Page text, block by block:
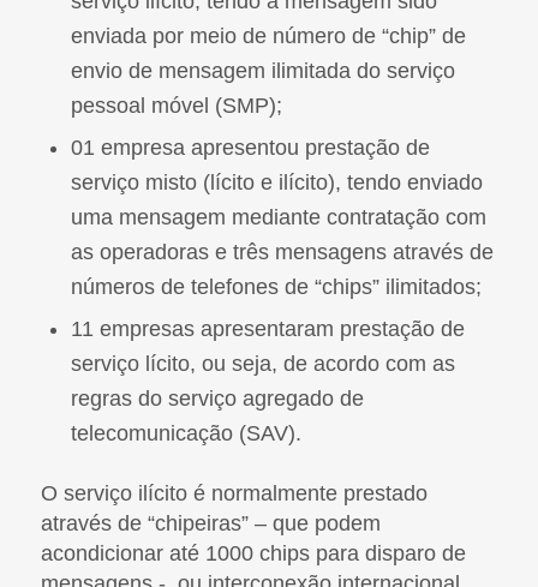
enviada por meio de número de “chip” de
envio de mensagem ilimitada do serviço
pessoal móvel (SMP);
01 empresa apresentou prestação de
serviço misto (lícito e ilícito), tendo enviado
uma mensagem mediante contratação com
as operadoras e três mensagens através de
números de telefones de “chips” ilimitados;
11 empresas apresentaram prestação de
serviço lícito, ou seja, de acordo com as
regras do serviço agregado de
telecomunicação (SAV).
O serviço ilícito é normalmente prestado
através de “chipeiras” – que podem
acondicionar até 1000 chips para disparo de